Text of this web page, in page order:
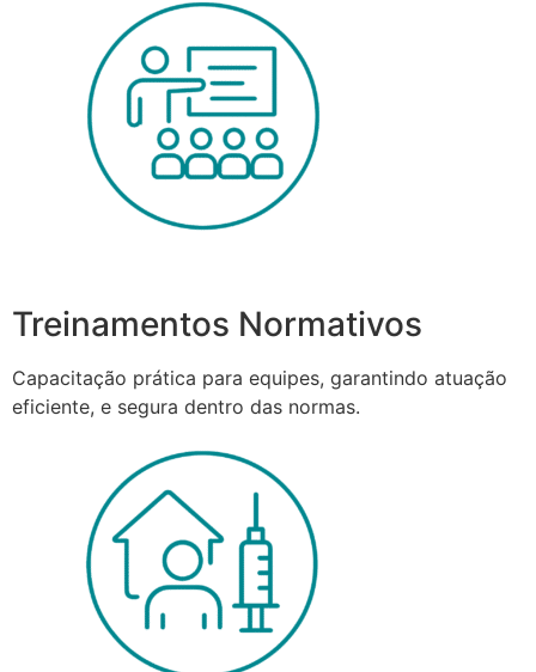
Treinamentos Normativos
Capacitação prática para equipes, garantindo atuação
eficiente, e segura dentro das normas.